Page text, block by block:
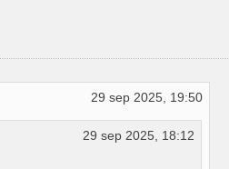
29 sep 2025, 19:50
29 sep 2025, 18:12